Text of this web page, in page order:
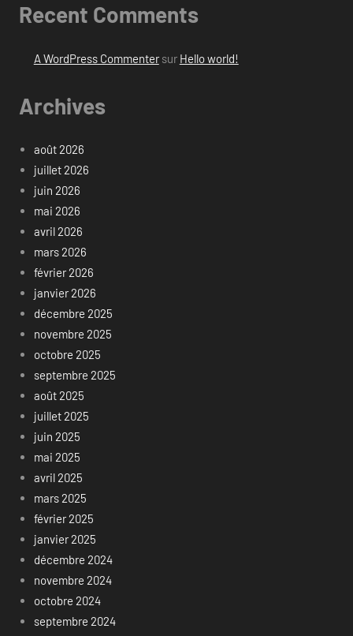
Recent Comments
A WordPress Commentersur Hello world!
Archives
août 2026
juillet 2026
juin 2026
mai 2026
avril 2026
mars 2026
février 2026
janvier 2026
décembre 2025
novembre 2025
octobre 2025
septembre 2025
août 2025
juillet 2025
juin 2025
mai 2025
avril 2025
mars 2025
février 2025
janvier 2025
décembre 2024
novembre 2024
octobre 2024
septembre 2024